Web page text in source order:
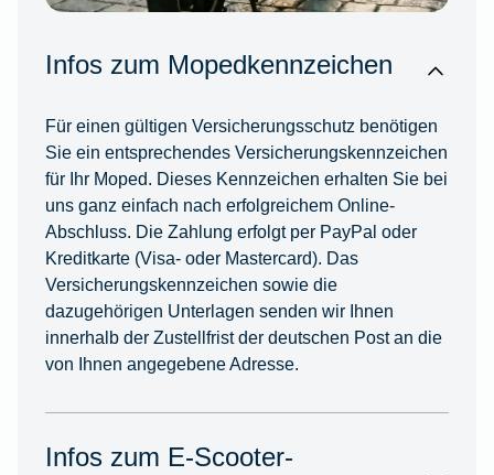
Infos zum Mopedkennzeichen
Für einen gültigen Versicherungsschutz benötigen
Sie ein entsprechendes Versicherungskennzeichen
für Ihr Moped. Dieses Kennzeichen erhalten Sie bei
uns ganz einfach nach erfolgreichem Online-
Abschluss. Die Zahlung erfolgt per PayPal oder
Kreditkarte (Visa- oder Mastercard). Das
Versicherungskennzeichen sowie die
dazugehörigen Unterlagen senden wir Ihnen
innerhalb der Zustellfrist der deutschen Post an die
von Ihnen angegebene Adresse.
Infos zum E-Scooter-